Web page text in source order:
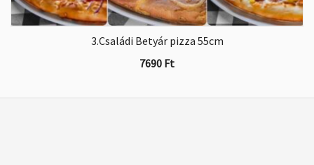
3.Családi Betyár pizza 55cm
7690 Ft